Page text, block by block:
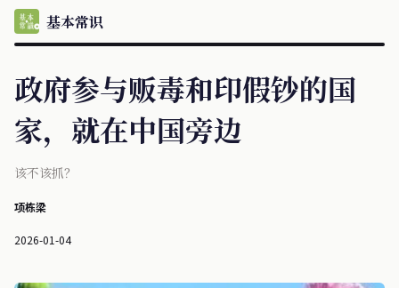
基本常识
政府参与贩毒和印假钞的国
家，就在中国旁边
该不该抓？
项栋梁
2026-01-04